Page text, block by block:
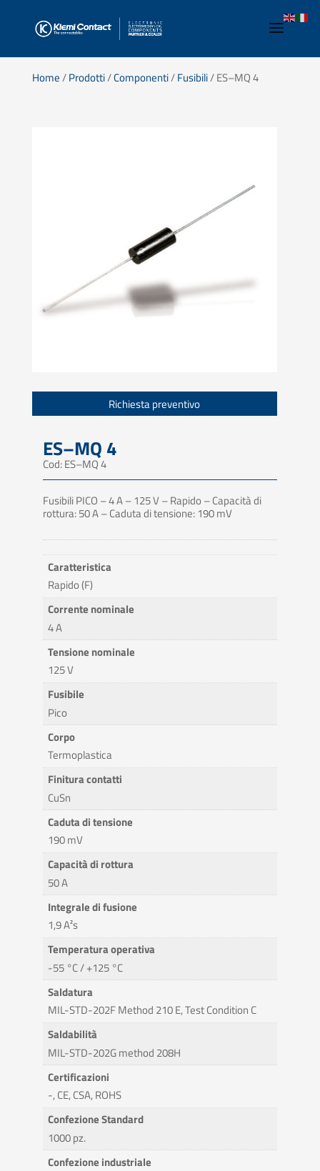
Home/Prodotti/Componenti/Fusibili/ ES–MQ 4
Richiesta preventivo
ES–MQ 4
Cod: ES–MQ 4
Fusibili PICO – 4 A – 125 V – Rapido – Capacità di
rottura: 50 A – Caduta di tensione: 190 mV
Caratteristica
Rapido (F)
Corrente nominale
4 A
Tensione nominale
125 V
Fusibile
Pico
Corpo
Termoplastica
Finitura contatti
CuSn
Caduta di tensione
190 mV
Capacità di rottura
50 A
Integrale di fusione
1,9 A²s
Temperatura operativa
-55 °C / +125 °C
Saldatura
MIL-STD-202F Method 210 E, Test Condition C
Saldabilità
MIL-STD-202G method 208H
Certificazioni
-, CE, CSA, ROHS
Confezione Standard
1000 pz.
Confezione industriale